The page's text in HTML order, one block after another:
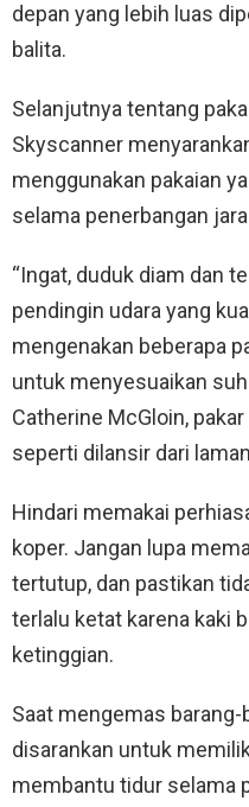
depan yang lebih luas
balita.
Selanjutnya tentang
Skyscanner
menggunakan pakaian
selama penerbangan
“Ingat, duduk diam dan
pendingin udara yang
mengenakan beberapa
untuk menyesuaikan
Catherine McGloin,
seperti dilansir dari laman
Hindari memakai
koper. Jangan lupa
tertutup, dan pastikan
terlalu ketat karena kaki
ketinggian.
Saat mengemas
disarankan untuk
membantu tidur selama